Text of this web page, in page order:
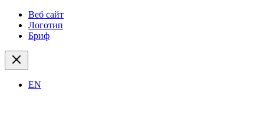
Веб сайт
Логотип
Бриф
EN